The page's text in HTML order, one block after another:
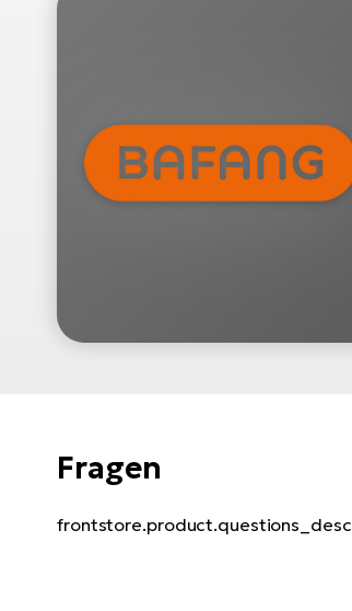
Fragen
frontstore.product.questions_desc